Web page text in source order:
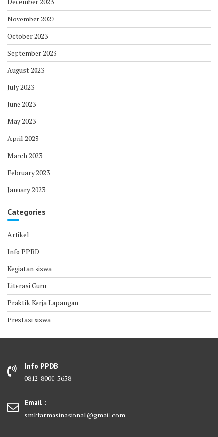
November 2023
October 2023
September 2023
August 2023
July 2023
June 2023
May 2023
April 2023
March 2023
February 2023
January 2023
Categories
Artikel
Info PPBD
Kegiatan siswa
Literasi Guru
Praktik Kerja Lapangan
Prestasi siswa
Info PPDB
0812-8000-5658
Email :
smkfarmasinasional@gmail.com